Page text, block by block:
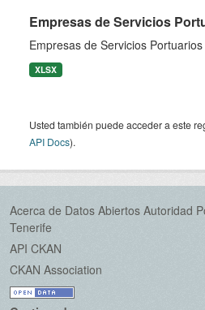
Empresas de Servicios
Empresas de Servicios Portuarios
XLSX
Usted también puede acceder a este
API Docs).
Acerca de Datos Abiertos Autoridad
Tenerife
API CKAN
CKAN Association